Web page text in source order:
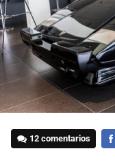
12 comentarios